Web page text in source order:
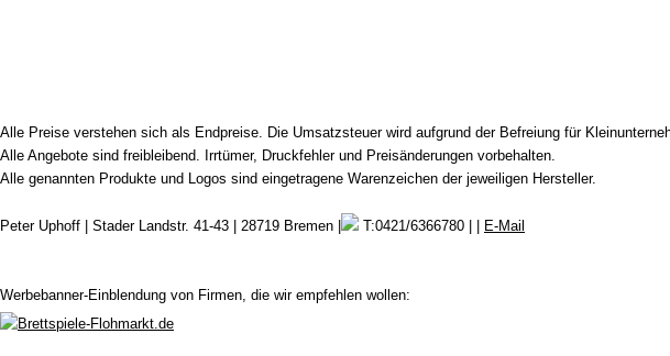
Alle Preise verstehen sich als Endpreise. Die Umsatzsteuer wird aufgrund der Befreiung für
Alle Angebote sind freibleibend. Irrtümer, Druckfehler und Preisänderungen vorbehalten.
Alle genannten Produkte und Logos sind eingetragene Warenzeichen der jeweiligen Hersteller.
Peter Uphoff | Stader Landstr. 41-43 | 28719 Bremen | T:0421/6366780 | | E-Mail
Werbebanner-Einblendung von Firmen, die wir empfehlen wollen: